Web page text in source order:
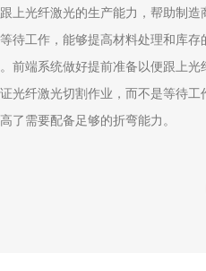
上光纤激光的生产能力，帮助制造
待工作，能够提高材料处理和库存
前端系统做好提前准备以便跟上光
光纤激光切割作业，而不是等待工
了需要配备足够的折弯能力。